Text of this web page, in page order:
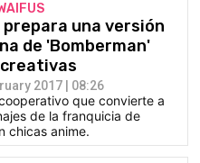
prepara una versión
de 'Bomberman'
2017 | 08:26
que convierte a
de la franquicia de
chicas anime.